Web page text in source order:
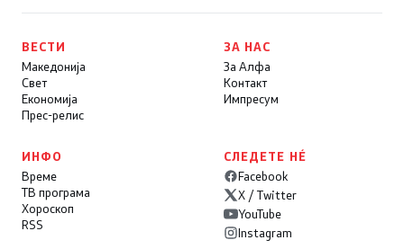
ВЕСТИ
Македонија
Свет
Економија
Прес-релис
ЗА НАС
За Алфа
Контакт
Импресум
ИНФО
Време
ТВ програма
Хороскоп
RSS
СЛЕДЕТЕ НÉ
Facebook
X / Twitter
YouTube
Instagram